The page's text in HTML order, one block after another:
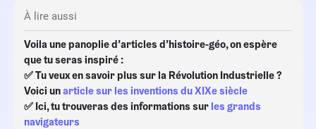
À lire aussi
Voila une panoplie d’articles d’histoire-géo, on espère
que tu seras inspiré :
✅ Tu veux en savoir plus sur la Révolution Industrielle ?
Voici unarticle sur les inventions du XIXe siècle
✅ Ici, tu trouveras des informations sur les grands
navigateurs